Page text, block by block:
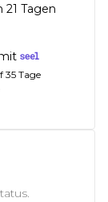
Tagen
35 Tage